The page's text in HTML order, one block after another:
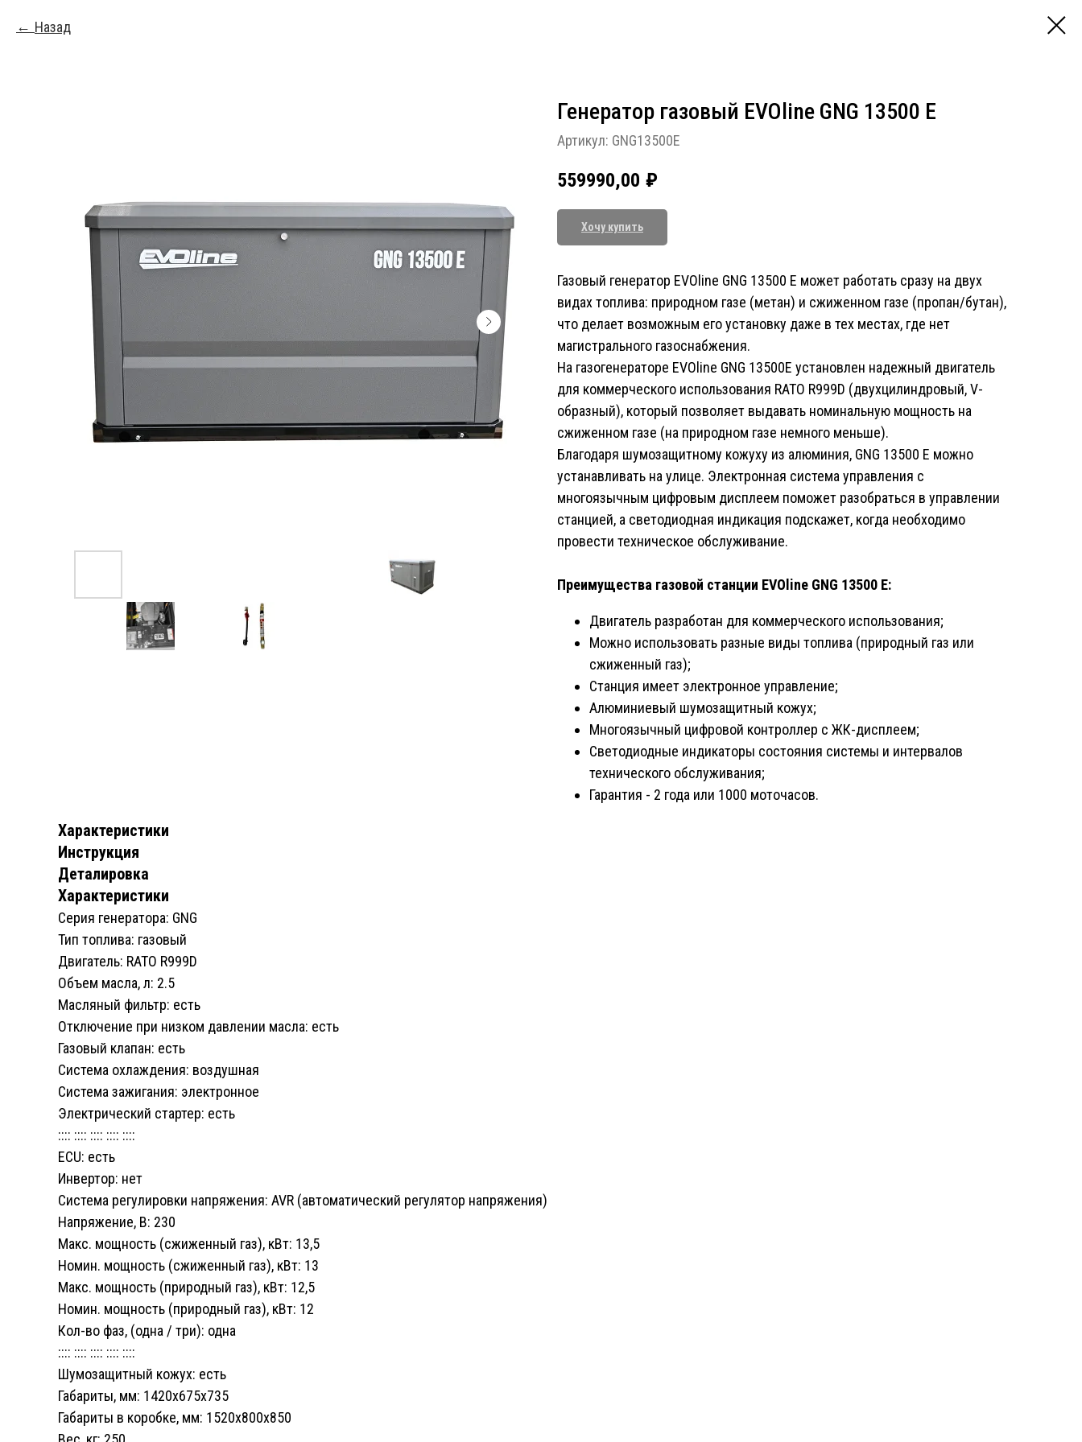
Назад
Генератор газовый EVOline GNG 13500 E
Артикул: GNG13500E
559990,00 ₽
Хочу купить
Газовый генератор EVOline GNG 13500 E может работать сразу на двух
видах топлива: природном газе (метан) и сжиженном газе (пропан/бутан),
что делает возможным его установку даже в тех местах, где нет
магистрального газоснабжения.
На газогенераторе EVOline GNG 13500E установлен надежный двигатель
для коммерческого использования RATO R999D (двухцилиндровый, V-
образный), который позволяет выдавать номинальную мощность на
сжиженном газе (на природном газе немного меньше).
Благодаря шумозащитному кожуху из алюминия, GNG 13500 E можно
устанавливать на улице. Электронная система управления с
многоязычным цифровым дисплеем поможет разобраться в управлении
станцией, а светодиодная индикация подскажет, когда необходимо
провести техническое обслуживание.
Преимущества газовой станции EVOline GNG 13500 E:
Двигатель разработан для коммерческого использования;
Можно использовать разные виды топлива (природный газ или
сжиженный газ);
Станция имеет электронное управление;
Алюминиевый шумозащитный кожух;
Многоязычный цифровой контроллер с ЖК-дисплеем;
Светодиодные индикаторы состояния системы и интервалов
технического обслуживания;
Гарантия - 2 года или 1000 моточасов.
Характеристики
Инструкция
Деталировка
Характеристики
Серия генератора: GNG
Тип топлива: газовый
Двигатель: RATO R999D
Объем масла, л: 2.5
Масляный фильтр: есть
Отключение при низком давлении масла: есть
Газовый клапан: есть
Система охлаждения: воздушная
Система зажигания: электронное
Электрический стартер: есть
:::: :::: :::: :::: ::::
ECU: есть
Инвертор: нет
Система регулировки напряжения: AVR (автоматический регулятор напряжения)
Напряжение, В: 230
Макс. мощность (сжиженный газ), кВт: 13,5
Номин. мощность (сжиженный газ), кВт: 13
Макс. мощность (природный газ), кВт: 12,5
Номин. мощность (природный газ), кВт: 12
Кол-во фаз, (одна / три): одна
:::: :::: :::: :::: ::::
Шумозащитный кожух: есть
Габариты, мм: 1420х675х735
Габариты в коробке, мм: 1520х800х850